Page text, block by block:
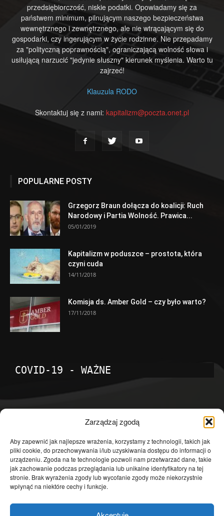
Zarządzaj zgodą
Aby zapewnić jak najlepsze wrażenia, korzystamy z technologii, takich jak
pliki cookie, do przechowywania i/lub uzyskiwania dostępu do informacji o
urządzeniu. Zgoda na te technologie pozwoli nam przetwarzać dane, takie
jak zachowanie podczas przeglądania lub unikalne identyfikatory na tej
stronie. Brak wyrażenia zgody lub wycofanie zgody może niekorzystnie
wpłynąć na niektóre cechy i funkcje.
przedsiębiorczość, niskie podatki. Opowiadamy się za
państwem minimum, pilnującym naszego bezpieczeństwa
wewnętrznego i zewnętrznego, ale nie wtrącającym się do
gospodarki, czy ingerującym w życie rodzinne. Nie przepadamy
za "polityczną poprawnością", ograniczającą wolność słowa i
usiłującą narzucić "jedynie słuszny" kierunek myślenia. Warto tu
zajrzeć!
Klauzula RODO
Skontaktuj się z nami: kapitalizm@poczta.onet.pl
POPULARNE POSTY
Grzegorz Braun dołącza do koalicji: Ruch
Narodowy i Partia Wolność. Prawica...
05/01/2019
Kapitalizm w poduszce – prostota, która
czyni cuda
14/11/2018
Komisja ds. Amber Gold – czy było warto?
17/11/2018
COVID-19 - WAŻNE
Temat dnia
4601
Publicystyka
4363
Polityka
3639
Polska
Społeczeństwo
2823